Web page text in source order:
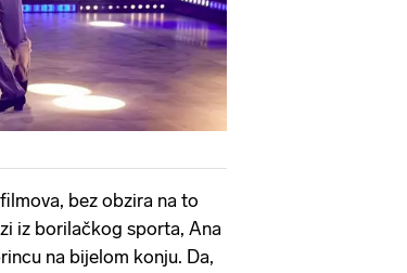
bez obzira na to
iz borilačkog sporta, Ana
na bijelom konju. Da,